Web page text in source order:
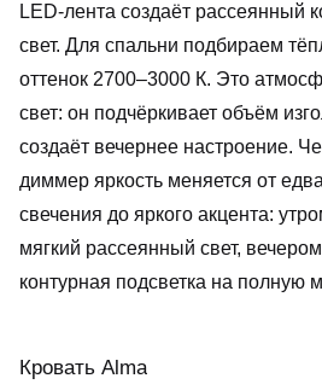
LED-лента создаёт рассеянный
свет. Для спальни подбираем
оттенок 2700–3000 К. Это
свет: он подчёркивает объём
создаёт вечернее настроение.
диммер яркость меняется от
свечения до яркого акцента:
мягкий рассеянный свет,
контурная подсветка на полную
Кровать Alma